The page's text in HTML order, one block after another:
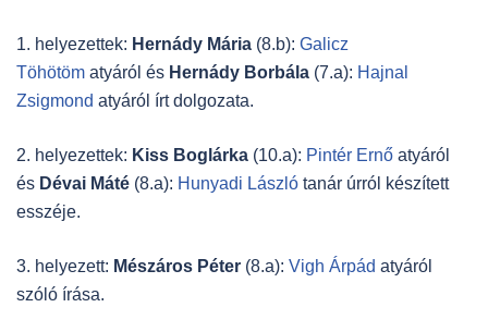
1. helyezettek: Hernády Mária (8.b): Galicz
Töhötöm atyáról és Hernády Borbála (7.a): Hajnal
Zsigmond atyáról írt dolgozata.
2. helyezettek: Kiss Boglárka (10.a): Pintér Ernő atyáról
és Dévai Máté (8.a): Hunyadi László tanár úrról készített
esszéje.
3. helyezett: Mészáros Péter (8.a): Vigh Árpád atyáról
szóló írása.